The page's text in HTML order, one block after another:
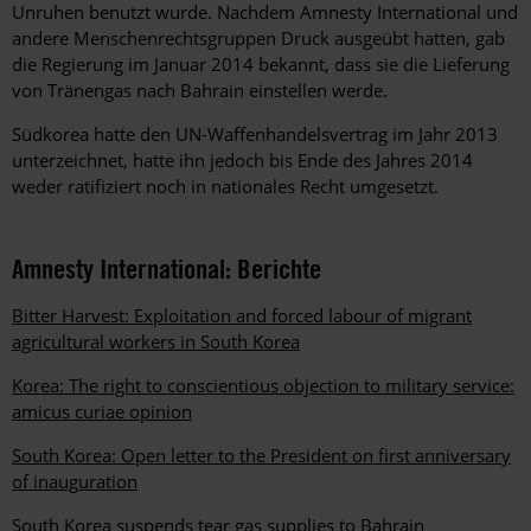
Unruhen benutzt wurde. Nachdem Amnesty International und
andere Menschenrechtsgruppen Druck ausgeübt hatten, gab
die Regierung im Januar 2014 bekannt, dass sie die Lieferung
von Tränengas nach Bahrain einstellen werde.
Südkorea hatte den UN-Waffenhandelsvertrag im Jahr 2013
unterzeichnet, hatte ihn jedoch bis Ende des Jahres 2014
weder ratifiziert noch in nationales Recht umgesetzt.
Amnesty International: Berichte
Bitter Harvest: Exploitation and forced labour of migrant
agricultural workers in South Korea
Korea: The right to conscientious objection to military service:
amicus curiae opinion
South Korea: Open letter to the President on first anniversary
of inauguration
South Korea suspends tear gas supplies to Bahrain